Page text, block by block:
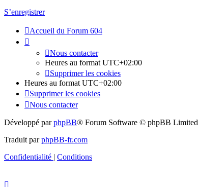
S’enregistrer
Accueil du Forum 604
Nous contacter
Heures au format UTC+02:00
Supprimer les cookies
Heures au format UTC+02:00
Supprimer les cookies
Nous contacter
Développé parphpBB® Forum Software © phpBB Limited
Traduit parphpBB-fr.com
Confidentialité | Conditions